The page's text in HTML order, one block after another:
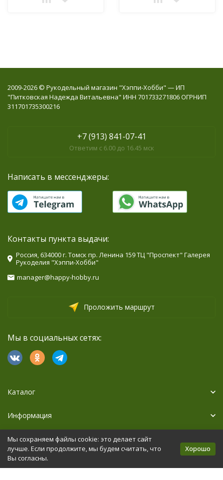
2009-2026 © Рукодельный магазин "Хэппи-Хобби" — ИП
"Питковская Надежда Витальевна" ИНН 701733271806 ОГРНИП
311701735300216
+7 (913) 841-07-41
Ответим с 6.00 до 16.45 мск
Написать в мессенджеры:
Контакты пункта выдачи:
Россия, 634000 г. Томск пр. Ленина 159 ТЦ "Проспект" Галерея
Рукоделия "Хэппи-Хобби"
manager@happy-hobby.ru
Проложить маршрут
Мы в социальных сетях:
Каталог
Информация
Дополнительно
Политика персональных данных Карта сайта
Мы сохраняем файлы cookie: это делает сайт
лучше. Если продолжите, мы будем считать, что
Вы согласны.
Хорошо